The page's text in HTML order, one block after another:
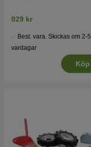
929 kr
Best. vara. Skickas om 2-5
vardagar
Köp